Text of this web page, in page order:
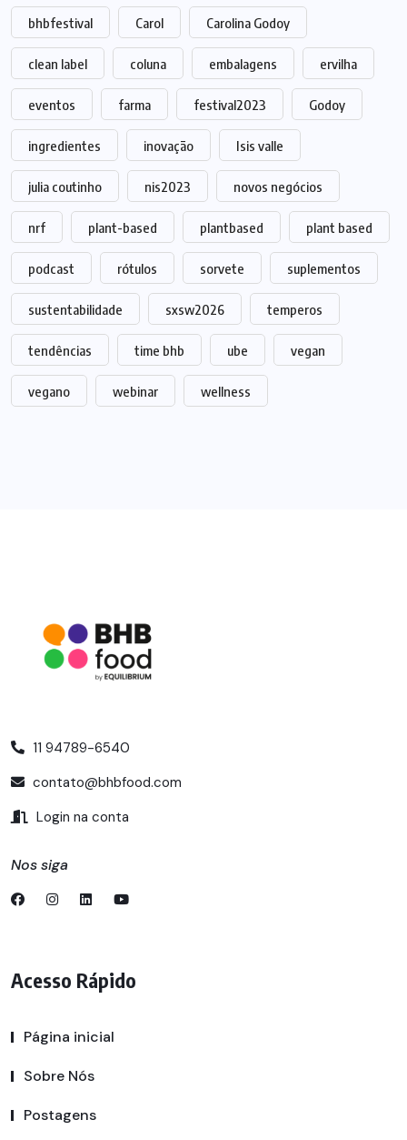
bhbfestival Carol Carolina Godoy
clean label coluna embalagens ervilha
eventos farma festival2023 Godoy
ingredientes inovação Isis valle
julia coutinho nis2023 novos negócios
nrf plant-based plantbased plant based
podcast rótulos sorvete suplementos
sustentabilidade sxsw2026 temperos
tendências time bhb ube vegan
vegano webinar wellness
11 94789-6540
contato@bhbfood.com
Login na conta
Nos siga
Acesso Rápido
Página inicial
Sobre Nós
Postagens